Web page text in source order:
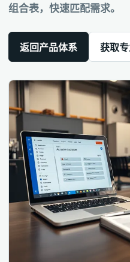
组合表，快速匹配需求。
返回产品体系 获取